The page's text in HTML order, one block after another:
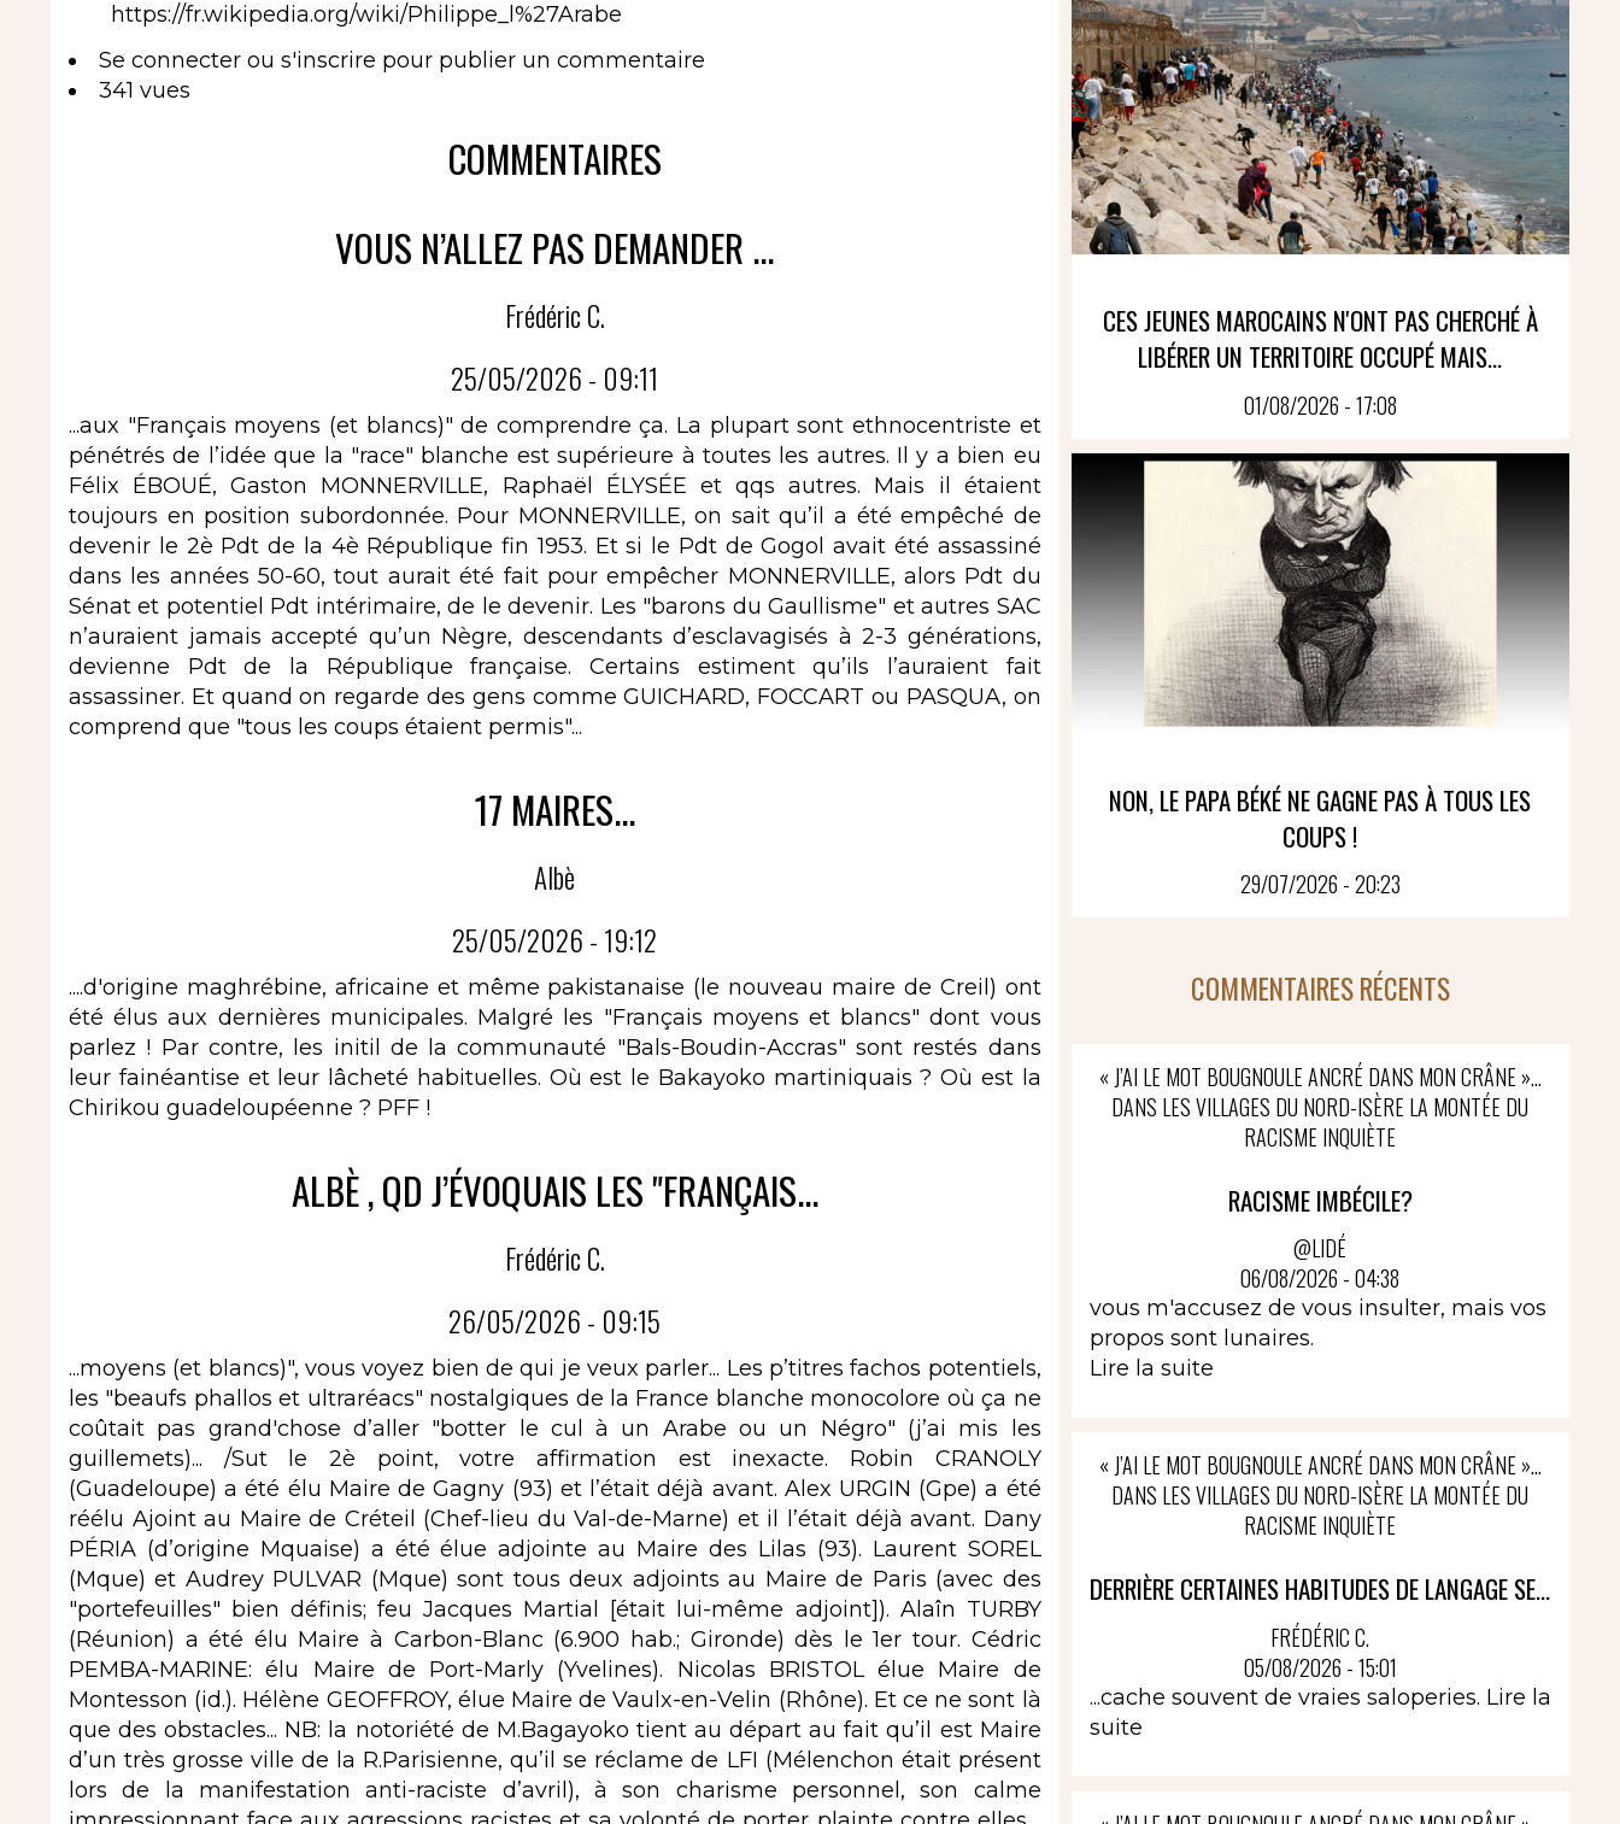
https://fr.wikipedia.org/wiki/Philippe_l%27Arabe
Se connecter ou s'inscrire pour publier un commentaire
341 vues
COMMENTAIRES
VOUS N’ALLEZ PAS DEMANDER ...
Frédéric C.
25/05/2026 - 09:11
...aux "Français moyens (et blancs)" de comprendre ça. La plupart sont ethnocentriste et
pénétrés de l’idée que la "race" blanche est supérieure à toutes les autres. Il y a bien eu
Félix ÉBOUÉ, Gaston MONNERVILLE, Raphaël ÉLYSÉE et qqs autres. Mais il étaient
toujours en position subordonnée. Pour MONNERVILLE, on sait qu’il a été empêché de
devenir le 2è Pdt de la 4è République fin 1953. Et si le Pdt de Gogol avait été assassiné
dans les années 50-60, tout aurait été fait pour empêcher MONNERVILLE, alors Pdt du
Sénat et potentiel Pdt intérimaire, de le devenir. Les "barons du Gaullisme" et autres SAC
n’auraient jamais accepté qu’un Nègre, descendants d’esclavagisés à 2-3 générations,
devienne Pdt de la République française. Certains estiment qu’ils l’auraient fait
assassiner. Et quand on regarde des gens comme GUICHARD, FOCCART ou PASQUA, on
comprend que "tous les coups étaient permis"...
17 MAIRES...
Albè
25/05/2026 - 19:12
....d'origine maghrébine, africaine et même pakistanaise (le nouveau maire de Creil) ont
été élus aux dernières municipales. Malgré les "Français moyens et blancs" dont vous
parlez ! Par contre, les initil de la communauté "Bals-Boudin-Accras" sont restés dans
leur fainéantise et leur lâcheté habituelles. Où est le Bakayoko martiniquais ? Où est la
Chirikou guadeloupéenne ? PFF !
ALBÈ , QD J’ÉVOQUAIS LES "FRANÇAIS...
Frédéric C.
26/05/2026 - 09:15
...moyens (et blancs)", vous voyez bien de qui je veux parler... Les p’titres fachos potentiels,
les "beaufs phallos et ultraréacs" nostalgiques de la France blanche monocolore où ça ne
coûtait pas grand'chose d’aller "botter le cul à un Arabe ou un Négro" (j’ai mis les
guillemets)... /Sut le 2è point, votre affirmation est inexacte. Robin CRANOLY
(Guadeloupe) a été élu Maire de Gagny (93) et l’était déjà avant. Alex URGIN (Gpe) a été
réélu Ajoint au Maire de Créteil (Chef-lieu du Val-de-Marne) et il l’était déjà avant. Dany
PÉRIA (d’origine Mquaise) a été élue adjointe au Maire des Lilas (93). Laurent SOREL
(Mque) et Audrey PULVAR (Mque) sont tous deux adjoints au Maire de Paris (avec des
"portefeuilles" bien définis; feu Jacques Martial [était lui-même adjoint]). Alaîn TURBY
(Réunion) a été élu Maire à Carbon-Blanc (6.900 hab.; Gironde) dès le 1er tour. Cédric
PEMBA-MARINE: élu Maire de Port-Marly (Yvelines). Nicolas BRISTOL élue Maire de
Montesson (id.). Hélène GEOFFROY, élue Maire de Vaulx-en-Velin (Rhône). Et ce ne sont là
que des obstacles... NB: la notoriété de M.Bagayoko tient au départ au fait qu’il est Maire
d’un très grosse ville de la R.Parisienne, qu’il se réclame de LFI (Mélenchon était présent
lors de la manifestation anti-raciste d’avril), à son charisme personnel, son calme
CES JEUNES MAROCAINS N'ONT PAS CHERCHÉ À
LIBÉRER UN TERRITOIRE OCCUPÉ MAIS...
01/08/2026 - 17:08
NON, LE PAPA BÉKÉ NE GAGNE PAS À TOUS LES
COUPS !
29/07/2026 - 20:23
COMMENTAIRES RÉCENTS
« J’AI LE MOT BOUGNOULE ANCRÉ DANS MON CRÂNE »…
DANS LES VILLAGES DU NORD-ISÈRE LA MONTÉE DU
RACISME INQUIÈTE
RACISME IMBÉCILE?
@LIDÉ
06/08/2026 - 04:38
vous m'accusez de vous insulter, mais vos
propos sont lunaires.
Lire la suite
« J’AI LE MOT BOUGNOULE ANCRÉ DANS MON CRÂNE »…
DANS LES VILLAGES DU NORD-ISÈRE LA MONTÉE DU
RACISME INQUIÈTE
DERRIÈRE CERTAINES HABITUDES DE LANGAGE SE...
FRÉDÉRIC C.
05/08/2026 - 15:01
...cache souvent de vraies saloperies. Lire la
suite